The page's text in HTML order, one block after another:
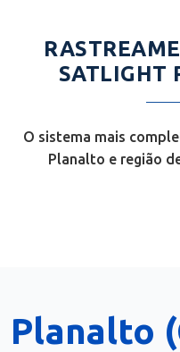
SATLIGHT
O sistema mais
Planalto e região
Planalto